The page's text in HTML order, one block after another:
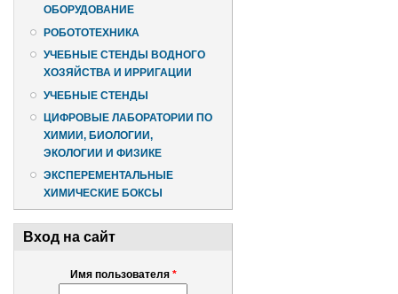
ОБОРУДОВАНИЕ
РОБОТОТЕХНИКА
УЧЕБНЫЕ СТЕНДЫ ВОДНОГО
ХОЗЯЙСТВА И ИРРИГАЦИИ
УЧЕБНЫЕ СТЕНДЫ
ЦИФРОВЫЕ ЛАБОРАТОРИИ ПО
ХИМИИ, БИОЛОГИИ,
ЭКОЛОГИИ И ФИЗИКЕ
ЭКСПЕРЕМЕНТАЛЬНЫЕ
ХИМИЧЕСКИЕ БОКСЫ
Вход на сайт
Имя пользователя *